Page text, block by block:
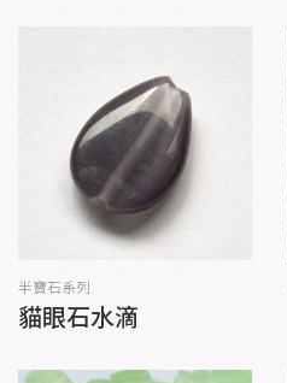
半寶石系列
貓眼石水滴